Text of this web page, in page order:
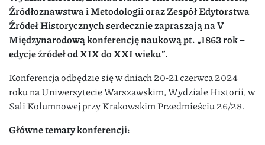
Źródłoznawstwa i Metodologii oraz Zespół Edytorstwa
Źródeł Historycznych serdecznie zapraszają na V
Międzynarodową konferencję naukową pt. „1863 rok –
edycje źródeł od XIX do XXI wieku”.
Konferencja odbędzie się w dniach 20-21 czerwca 2024
roku na Uniwersytecie Warszawskim, Wydziale Historii, w
Sali Kolumnowej przy Krakowskim Przedmieściu 26/28.
Główne tematy konferencji: